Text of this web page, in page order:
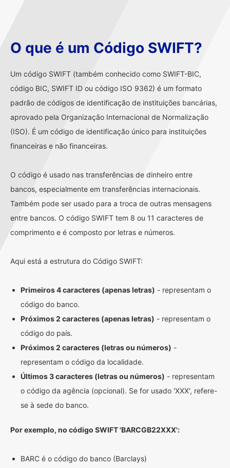
O que é um Código SWIFT?
Um código SWIFT (também conhecido como SWIFT-BIC,
código BIC, SWIFT ID ou código ISO 9362) é um formato
padrão de códigos de identificação de instituições bancárias,
aprovado pela Organização Internacional de Normalização
(ISO). É um código de identificação único para instituições
financeiras e não financeiras.
O código é usado nas transferências de dinheiro entre
bancos, especialmente em transferências internacionais.
Também pode ser usado para a troca de outras mensagens
entre bancos. O código SWIFT tem 8 ou 11 caracteres de
comprimento e é composto por letras e números.
Aqui está a estrutura do Código SWIFT:
Primeiros 4 caracteres (apenas letras) - representam o
código do banco.
Próximos 2 caracteres (apenas letras) - representam o
código do país.
Próximos 2 caracteres (letras ou números) -
representam o código da localidade.
Últimos 3 caracteres (letras ou números) - representam
o código da agência (opcional). Se for usado 'XXX', refere-
se à sede do banco.
Por exemplo, no código SWIFT 'BARCGB22XXX':
BARC é o código do banco (Barclays)